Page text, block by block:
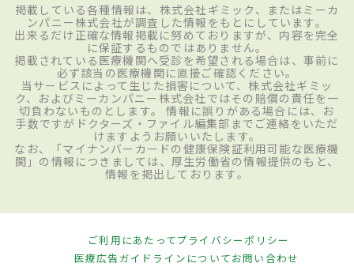
掲載している各種情報は、株式会社ギミック、またはミーカ
ンパニー株式会社が調査した情報をもとにしています。
出来るだけ正確な情報掲載に努めておりますが、内容を完全
に保証するものではありません。
掲載されている医療機関へ受診を希望される場合は、事前に
必ず該当の医療機関に直接ご確認ください。
当サービスによって生じた損害について、株式会社ギミッ
ク、およびミーカンパニー株式会社ではその賠償の責任を一
切負わないものとします。 情報に誤りがある場合には、お
手数ですがドクターズ・ファイル編集部までご連絡をいただ
けますようお願いいたします。
なお、「マイナンバーカードの健康保険証利用可能な医療機
関」の情報につきましては、厚生労働省の情報提供のもと、
情報を掲出しております。
ご利用にあたってプライバシーポリシー
医療広告ガイドラインについてお問い合わせ